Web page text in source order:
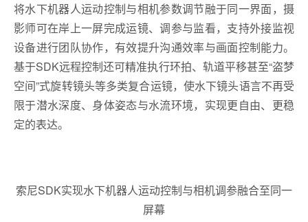
将水下机器人运动控制与相机参数调节融于同一界面，摄
影师可在岸上一屏完成运镜、调参与监看，支持外接监视
设备进行团队协作，有效提升沟通效率与画面控制能力。
基于SDK远程控制还可精准执行环拍、轨道平移甚至“盗梦
空间”式旋转镜头等多类复合运镜，使水下镜头语言不再受
限于潜水深度、身体姿态与水流环境，实现更自由、更稳
定的表达。
索尼SDK实现水下机器人运动控制与相机调参融合至同一
屏幕